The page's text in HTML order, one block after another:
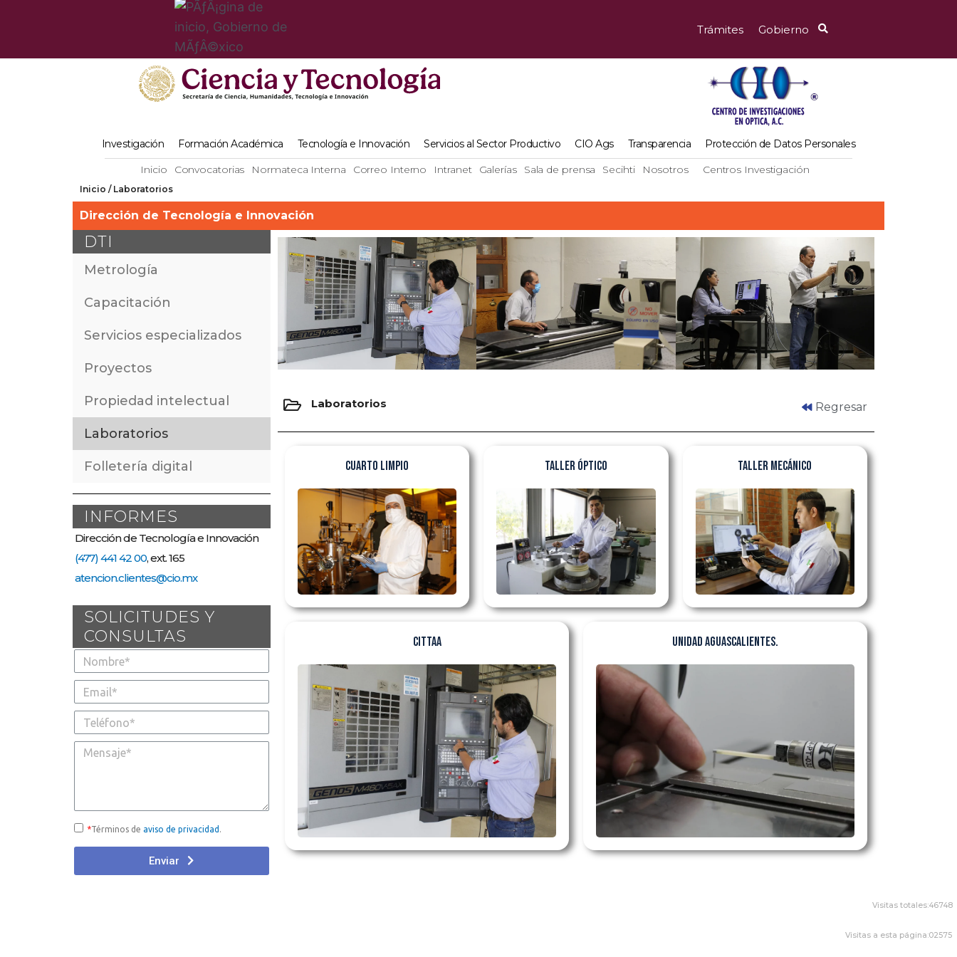
Trámites Gobierno
Investigación Formación Académica Tecnología e Innovación Servicios al Sector Productivo CIO Ags Transparencia
Protección de Datos Personales
Inicio
Convocatorias Normateca Interna Correo Interno Intranet Galerías Sala de prensa Secihti Nosotros Centros Investigación
Inicio / Laboratorios
Dirección de Tecnología e Innovación
DTI
Metrología
Capacitación
Servicios especializados
Proyectos
Propiedad intelectual
Laboratorios
Folletería digital
INFORMES
Dirección de Tecnología e Innovación
(477) 441 42 00, ext. 165
atencion.clientes@cio.mx
SOLICITUDES Y
CONSULTAS
*Términos de aviso de privacidad .
Enviar
Laboratorios Regresar
Cuarto limpio Taller óptico Taller mecánico
CITTAA Unidad Aguascalientes.
Visitas totales:46748
Visitas a esta página:02575